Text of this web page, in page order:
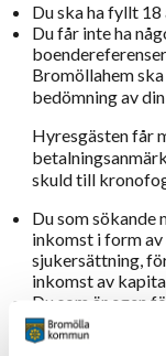
Du ska ha fyllt
Du får inte ha
Bromöllahem
bedömning av
Hyresgästen får
skuld till
Du som sökande
inkomst i form av
sjukersättning,
inkomst av
Du som är egen
skattsedel och
tillräcklig